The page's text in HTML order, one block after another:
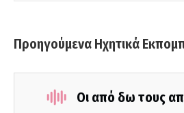
Προηγούμενα Ηχητικά
Οι από δω τους